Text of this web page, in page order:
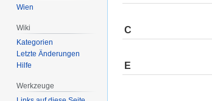
C
E
Wien
Wiki
Kategorien
Letzte Änderungen
Hilfe
Werkzeuge